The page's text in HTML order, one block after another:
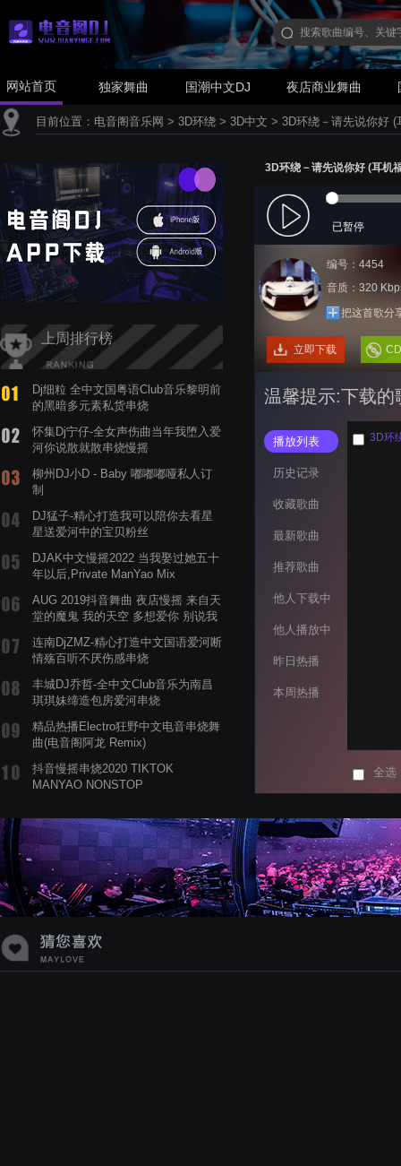
网站首页 独家舞曲 国潮中文DJ 夜店商业舞曲
目前位置： 电音阁音乐网 > 3D环绕 > 3D中文 > 3D环绕－请先说你好 (
上周排行榜
Dj细粒 全中文国粤语Club音乐黎明前
的黑暗多元素私货串烧
怀集Dj宁仔-全女声伤曲当年我堕入爱
河你说散就散串烧慢摇
柳州DJ小D - Baby 嘟嘟嘟哑私人订
制
DJ猛子-精心打造我可以陪你去看星
星送爱河中的宝贝粉丝
DJAK中文慢摇2022 当我娶过她五十
年以后,Private ManYao Mix
AUG 2019抖音舞曲 夜店慢摇 来自天
堂的魔鬼 我的天空 多想爱你 别说我
连南DjZMZ-精心打造中文国语爱河断
情殇百听不厌伤感串烧
丰城DJ乔哲-全中文Club音乐为南昌
琪琪妹缔造包房爱河串烧
精品热播Electro狂野中文电音串烧舞
曲(电音阁阿龙 Remix)
抖音慢摇串烧2020 TIKTOK
MANYAO NONSTOP
蝉爸爸妈妈爱存在夏天的风是想你的
声音啊
3D环绕－请先说你好 (耳机
已暂停
编号：4454
音质：320
把这首歌分
立即下载
温馨提示:下载的
播放列表
历史记录
收藏歌曲
最新歌曲
推荐歌曲
他人下载中
他人播放中
昨日热播
本周热播
3D环
全选